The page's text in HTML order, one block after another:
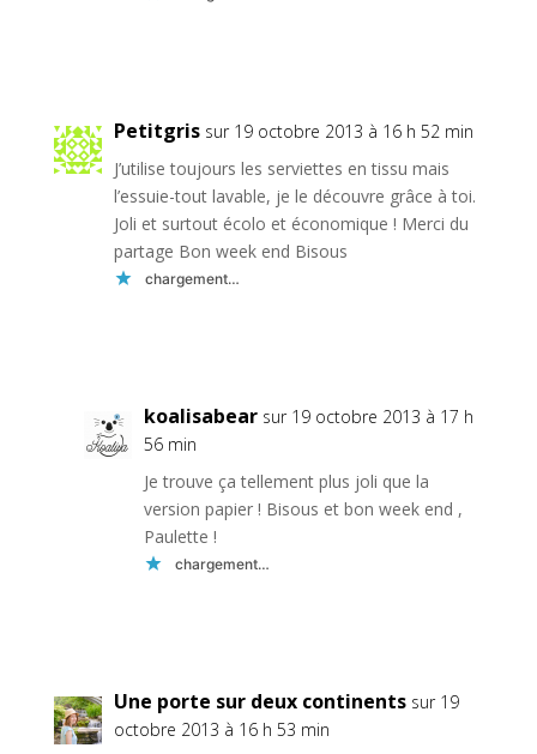
Petitgris sur 19 octobre 2013 à 16 h 52 min
J’utilise toujours les serviettes en tissu mais
l’essuie-tout lavable, je le découvre grâce à toi.
Joli et surtout écolo et économique ! Merci du
partage Bon week end Bisous
chargement…
koalisabear sur 19 octobre 2013 à 17 h
56 min
Je trouve ça tellement plus joli que la
version papier ! Bisous et bon week end ,
Paulette !
chargement…
Une porte sur deux continents sur 19
octobre 2013 à 16 h 53 min